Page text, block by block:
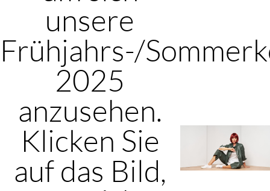
unsere
Frühjahrs-/
2025
anzusehen.
Klicken Sie
auf das Bild,